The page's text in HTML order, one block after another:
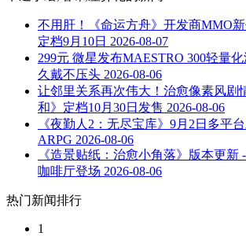
不用肝！《命运方舟》开发商MMO新
定档9月10日 2026-08-07
299元 微星发布MAESTRO 300轻量
久戴不压头 2026-08-06
让邻里关系再次伟大！治愈像素风剧
和》定档10月30日发售 2026-08-06
《夜勤人2：无尽宝库》9月2日多平
ARPG 2026-08-06
《造景贴纸：治愈小角落》版本更新
咖啡厅登场 2026-08-06
热门新闻排行
1